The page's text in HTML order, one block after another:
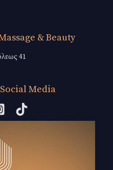
& Beauty
41
Media